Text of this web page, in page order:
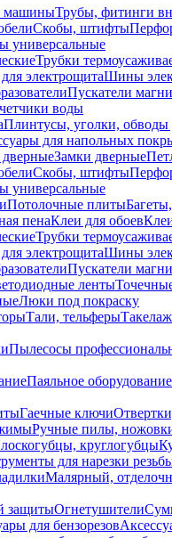
машиныТрубы, фитинги
Скобы, штифты
универсальные
Трубки
электрощитаШины
Пускатели
воды
Плинтусы, уголки, обводы
для напольных
Замки дверные
Скобы, штифты
универсальные
Потолочные плиты
пенаКлеи для обоев
Трубки
электрощитаШины
Пускатели
ленты
Люки под покраску
Тали, тельферыТакелаж
Пылесосы
Паяльное оборудование
Гаечные ключи
Ручные пилы,
круглогубцы
для нарезки
Малярный,
защитыОгнетушители
для бензорезов